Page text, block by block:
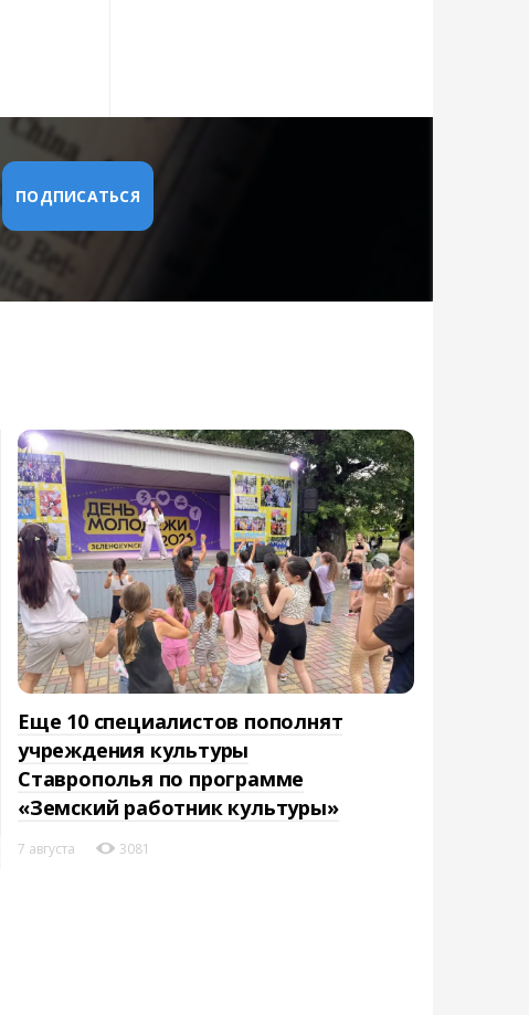
Еще 10 специалистов пополнят
учреждения культуры
Ставрополья по программе
«Земский работник культуры»
7 августа 3081